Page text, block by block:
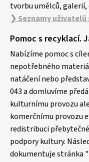
tvorbu umělců, galerií,
❯ Seznamy uživatelů
Pomoc s recyklací.
Nabízíme pomoc s
nepotřebného
natáčení nebo
043 a domluvíme
kulturnímu provozu
komerčnímu provozu
redistribuci
podpory kultury.
dokumentuje stránka